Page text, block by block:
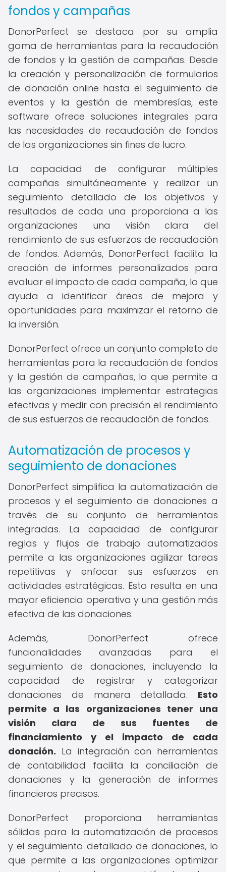
fondos y campañas
DonorPerfect se destaca por su amplia
gama de herramientas para la recaudación
de fondos y la gestión de campañas. Desde
la creación y personalización de formularios
de donación online hasta el seguimiento de
eventos y la gestión de membresías, este
software ofrece soluciones integrales para
las necesidades de recaudación de fondos
de las organizaciones sin fines de lucro.
La capacidad de configurar múltiples
campañas simultáneamente y realizar un
seguimiento detallado de los objetivos y
resultados de cada una proporciona a las
organizaciones una visión clara del
rendimiento de sus esfuerzos de recaudación
de fondos. Además, DonorPerfect facilita la
creación de informes personalizados para
evaluar el impacto de cada campaña, lo que
ayuda a identificar áreas de mejora y
oportunidades para maximizar el retorno de
la inversión.
DonorPerfect ofrece un conjunto completo de
herramientas para la recaudación de fondos
y la gestión de campañas, lo que permite a
las organizaciones implementar estrategias
efectivas y medir con precisión el rendimiento
de sus esfuerzos de recaudación de fondos.
Automatización de procesos y
seguimiento de donaciones
DonorPerfect simplifica la automatización de
procesos y el seguimiento de donaciones a
través de su conjunto de herramientas
integradas. La capacidad de configurar
reglas y flujos de trabajo automatizados
permite a las organizaciones agilizar tareas
repetitivas y enfocar sus esfuerzos en
actividades estratégicas. Esto resulta en una
mayor eficiencia operativa y una gestión más
efectiva de las donaciones.
Además, DonorPerfect ofrece
funcionalidades avanzadas para el
seguimiento de donaciones, incluyendo la
capacidad de registrar y categorizar
donaciones de manera detallada. Esto
permite a las organizaciones tener una
visión clara de sus fuentes de
financiamiento y el impacto de cada
donación. La integración con herramientas
de contabilidad facilita la conciliación de
donaciones y la generación de informes
financieros precisos.
DonorPerfect proporciona herramientas
sólidas para la automatización de procesos
y el seguimiento detallado de donaciones, lo
que permite a las organizaciones optimizar